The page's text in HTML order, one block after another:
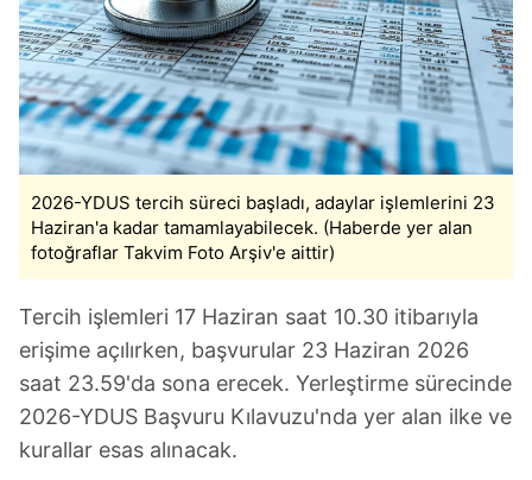
2026-YDUS tercih süreci başladı, adaylar işlemlerini 23
Haziran'a kadar tamamlayabilecek. (Haberde yer alan
fotoğraflar Takvim Foto Arşiv'e aittir)
Tercih işlemleri 17 Haziran saat 10.30 itibarıyla
erişime açılırken, başvurular 23 Haziran 2026
saat 23.59'da sona erecek. Yerleştirme sürecinde
2026-YDUS Başvuru Kılavuzu'nda yer alan ilke ve
kurallar esas alınacak.